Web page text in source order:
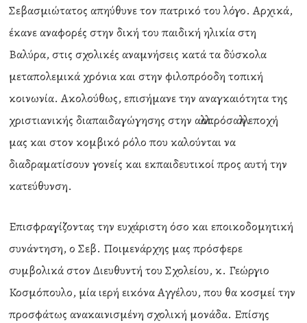
Σεβασμιώτατος απηύθυνε τον πατρικό του λόγο. Αρχικά,
έκανε αναφορές στην δική του παιδική ηλικία στη
Βαλύρα, στις σχολικές αναμνήσεις κατά τα δύσκολα
μεταπολεμικά χρόνια και στην φιλοπρόοδη τοπική
κοινωνία. Ακολούθως, επισήμανε την αναγκαιότητα της
χριστιανικής διαπαιδαγώγησης στην αλλοπρόσαλλη εποχή
μας και στον κομβικό ρόλο που καλούνται να
διαδραματίσουν γονείς και εκπαιδευτικοί προς αυτή την
κατεύθυνση.
Επισφραγίζοντας την ευχάριστη όσο και εποικοδομητική
συνάντηση, ο Σεβ. Ποιμενάρχης μας πρόσφερε
συμβολικά στον Διευθυντή του Σχολείου, κ. Γεώργιο
Κοσμόπουλο, μία ιερή εικόνα Αγγέλου, που θα κοσμεί την
προσφάτως ανακαινισμένη σχολική μονάδα. Επίσης